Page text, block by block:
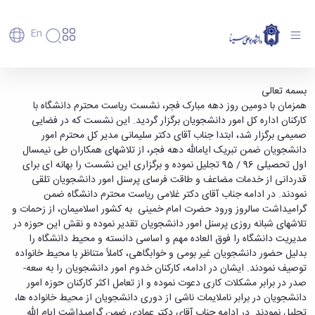
En
دانشگاه
تاریخچه
و
معرفی
برنامه
راهبردی
دانشگاه
نقشه
دانشگاه
ساختار
سازمانی
سازمان
دانشگاه
حوزه
ریاست
معاونت
آموزش
پذیرش
کارشناسی
تحصیلات
تکمیلی
پسا
دکترا
استعدادهای
درخشان
دانشجویان
غیرایرانی
مهمانی
و
انتقال
حمایت‌های
تحصیلی
پژوهش
فناوری و
کارآفرینی
دفتر
ارتباط
با
صنعت
پردیس
علم
و
فناوری
مراکز
تحقیقات
و فناوری
پژوهشکده
دانشکده‌ها
پردیس
اصلی
مهندسی
کشاورزی
شیمی
و
علوم
نفت
علوم
انسانی
هنر
و
معماری
رفاهی
رفاهی
پرسنل
اداره
رفاه
کارکنان
مهمانسرای
دانشگاه
رفاهی
دانشجویان
مدیریت
امور
دانشجویان
اعضای
هیأت
علمی
کارکنان
دانشجویان
فارغ
التحصیلان
برنامه
فعالیت‌های
دانشجویی
انجمن‌های
علمی
پایگاه
خبری
بسنا
پیشخوان
نشست صمیمانه ریاست محترم دانشگاه با کارکنان
اداره کل امور دانشجویان - دانشگاه بوعلی سینا
همدان
بسمه تعالی
همزمان با دومین روز دهه مبارک فجر، نشست ریاست محترم دانشگاه با
کارکنان اداره کل امور دانشجویان برگزار گردید. این نشست که در فضایی
صمیمی برگزار شد، ابتدا جناب آقای دکتر سلیمانی مدیر کل محترم امور
دانشجویان ضمن تبریک ایام­الله دهه فجر، از تلاش­های همکاران طی نیمسال
اول تحصیلی 96 / 95 تجلیل نموده و برگزاری این نشست را بهانه ­ای برای
قدردانی از خدمات مضاعف و طاقت ­فرسای پرسنل امور دانشجویان تلقی
نمودند. در ادامه جناب آقای دکتر غلامی ریاست محترم دانشگاه ضمن
گرامیداشت سال­روز ورود حضرت امام خمینی به کشور اسلامی­مان، از زحمات و
تلاش­های شبانه روزی پرسنل امور دانشجویان تقدیر نموده و نقش این حوزه در
مدیریت دانشگاه­­ را فوق­ العاده مهم و اساسی دانسته و محیط دانشگاه را
بدلیل حضور دانشجویان غیر بومی و خوابگاهی، کاملاً متناظر با محیط خانواده
توصیف نمودند. ایشان در ادامه، کارکنان خدوم امور دانشجویان را به سعه­
صدر در برابر مشکلات کاری دعوت نموده و از تعامل اکثر کارکنان حوزه امور
دانشجویان در برابر ناملایمات ناشی از دوری دانشجویان از محیط خانواده ­ها،